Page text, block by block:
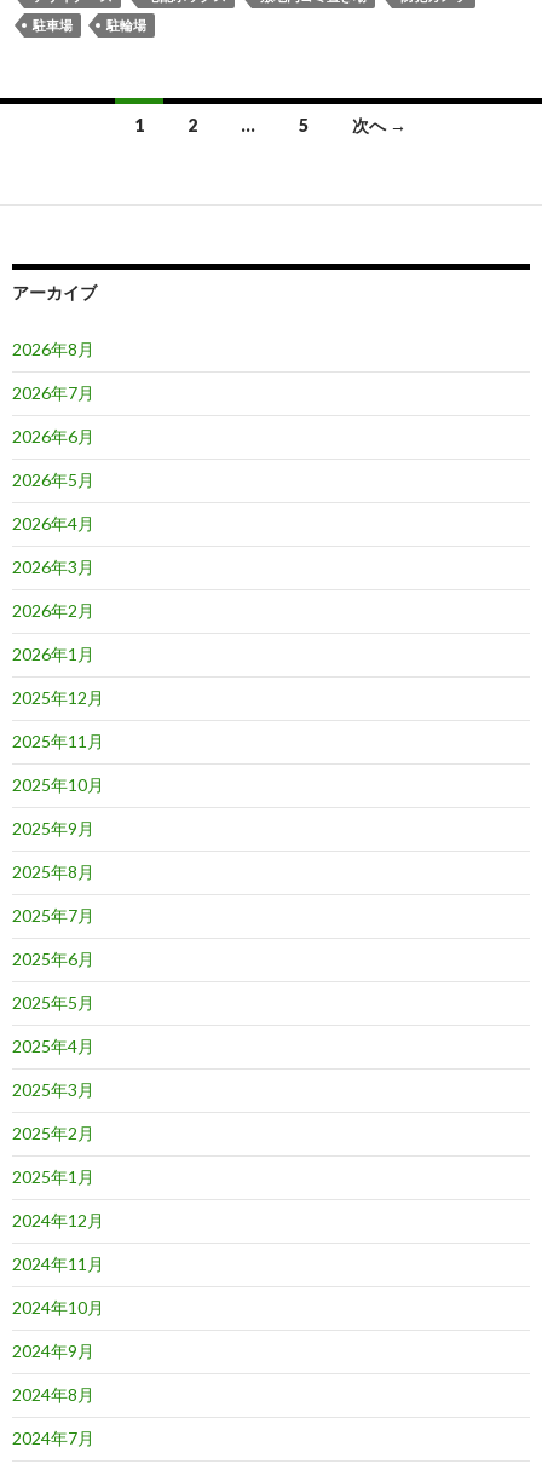
駐車場
駐輪場
ナ
ゲ
ー
シ
ョ
ン
1 2 … 5 次へ →
アーカイブ
2026年8月
2026年7月
2026年6月
2026年5月
2026年4月
2026年3月
2026年2月
2026年1月
2025年12月
2025年11月
2025年10月
2025年9月
2025年8月
2025年7月
2025年6月
2025年5月
2025年4月
2025年3月
2025年2月
2025年1月
2024年12月
2024年11月
2024年10月
2024年9月
2024年8月
2024年7月